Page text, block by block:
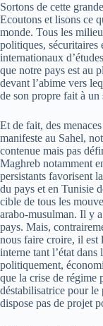
Sortons de cette
Ecoutons et lisons ce
monde. Tous les
politiques, sécuritaires
internationaux
que notre pays est au
devant l’abime vers
de son propre fait à
Et de fait, des
manifeste au Sahel,
contenue mais pas
Maghreb notamment
persistants favorisent
du pays et en Tunisie
cible de tous les
arabo-musulman. Il y
pays. Mais,
nous faire croire, il est
interne tant l’état
politiquement,
que la crise de régime
déstabilisatrice pour
dispose pas de projet